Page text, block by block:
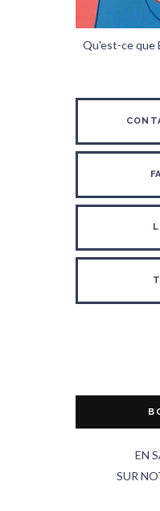
Qu'est-ce que
EN
SUR